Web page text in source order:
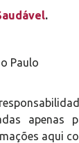
.
Paulo
apenas
aqui